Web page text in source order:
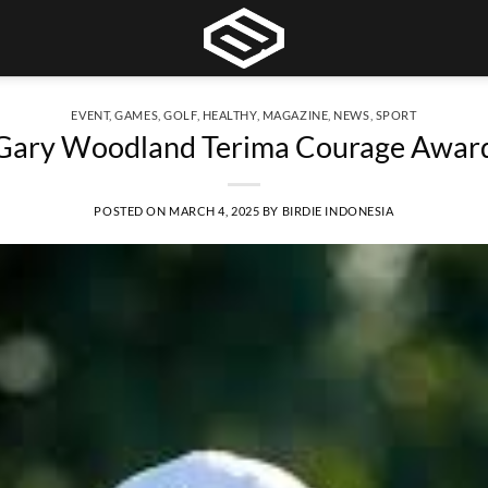
EVENT,GAMES ,GOLF, HEALTHY, MAGAZINE NEWS SPORT
Woodland Terima Courage
POSTED ON MARCH 4, 2025 BY BIRDIE INDONESIA